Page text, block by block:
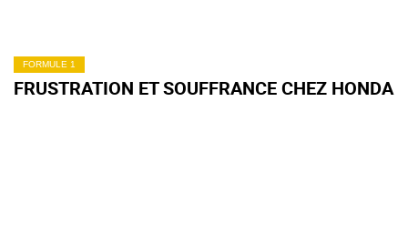
FORMULE 1
FRUSTRATION ET SOUFFRANCE CHEZ HONDA